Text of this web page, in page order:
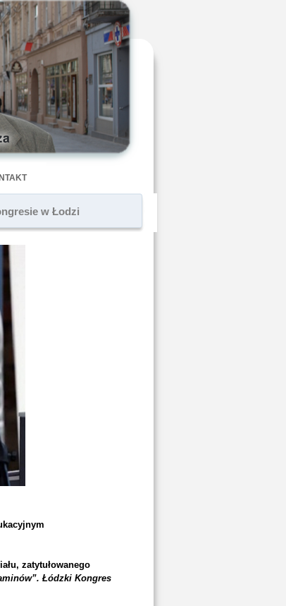
w Łodzi
zatytułowanego
Łódzki Kongres